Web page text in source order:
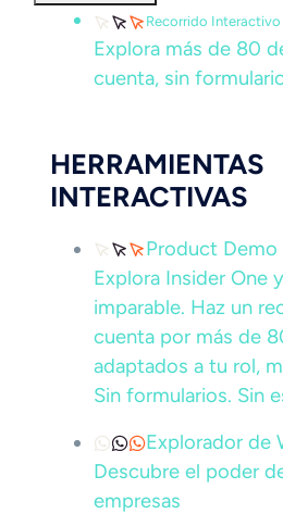
Recorrido
Explora más de 80
cuenta, sin
HERRAMIENTAS
INTERACTIVAS
Product Demo
Explora Insider One
imparable. Haz un
cuenta por más de
adaptados a tu rol,
Sin formularios. Sin
Explorador de
Descubre el poder
empresas